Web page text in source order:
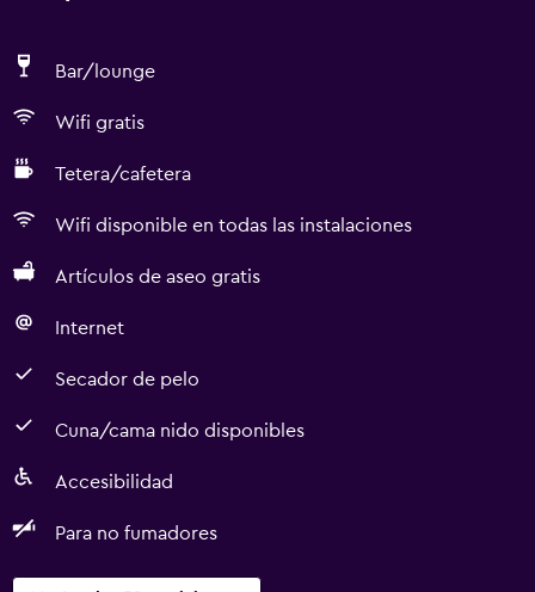
Bar/lounge
Wifi gratis
Tetera/cafetera
Wifi disponible en todas las instalaciones
Artículos de aseo gratis
Internet
Secador de pelo
Cuna/cama nido disponibles
Accesibilidad
Para no fumadores